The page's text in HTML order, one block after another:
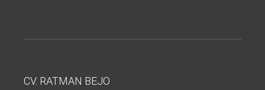
CV. RATMAN BEJO